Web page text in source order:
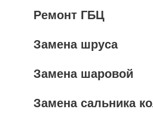
Ремонт ГБЦ
Замена шруса
Замена шаровой
Замена сальника